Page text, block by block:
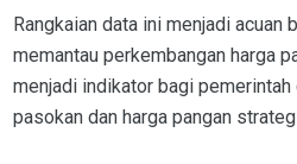
Rangkaian data ini menjadi acuan
memantau perkembangan harga
menjadi indikator bagi
pasokan dan harga pangan